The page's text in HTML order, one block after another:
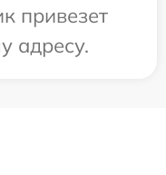
привезет
адресу.